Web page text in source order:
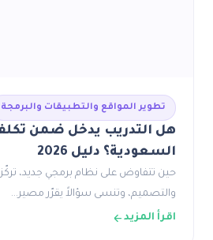
تطوير المواقع والتطبيقات والبرمجة
هل التدريب يدخل ضمن
السعودية؟ دليل 2026
حين تتفاوض على نظام برمجي جديد، تركّز
والتصميم، وتنسى سؤالاً يقرّر مصير…
اقرأ المزيد